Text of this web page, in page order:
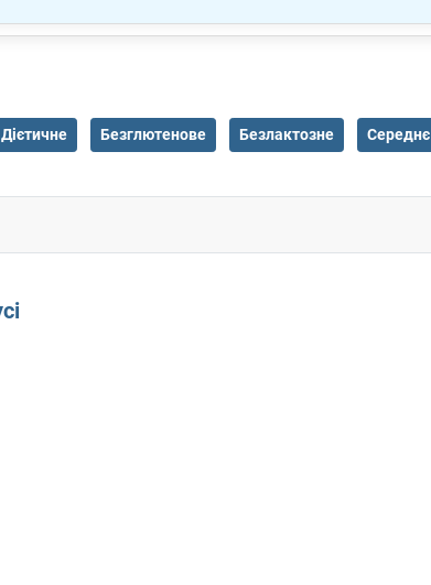
Дієтичне Безглютенове Безлактозне Середнє